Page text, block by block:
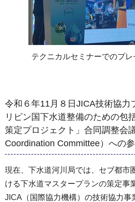
テクニカルセミナーでのプ
令和６年11月８日JICA技術協力
リピン国下水道整備のための包
策定プロジェクト」合同調整会
Coordination Committee）への
現在、下水道河川局では、セブ都市
ける下水道マスタープランの策定事
JICA（国際協力機構）の技術協力事